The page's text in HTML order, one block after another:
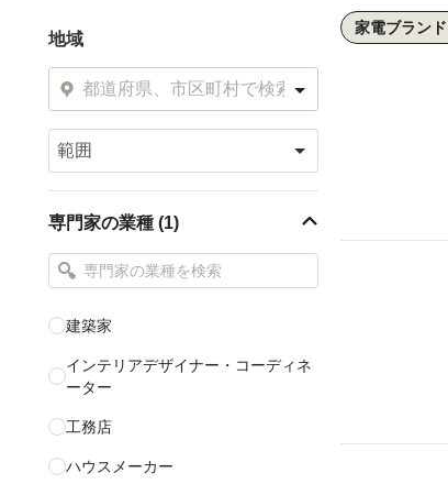
地域
範囲
専門家の業種 (1)
建築家
インテリアデザイナー・コーディネ
ーター
工務店
ハウスメーカー
家電ブラン